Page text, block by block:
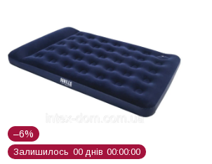
–6%
Залишилось 00 днів 00 00 00